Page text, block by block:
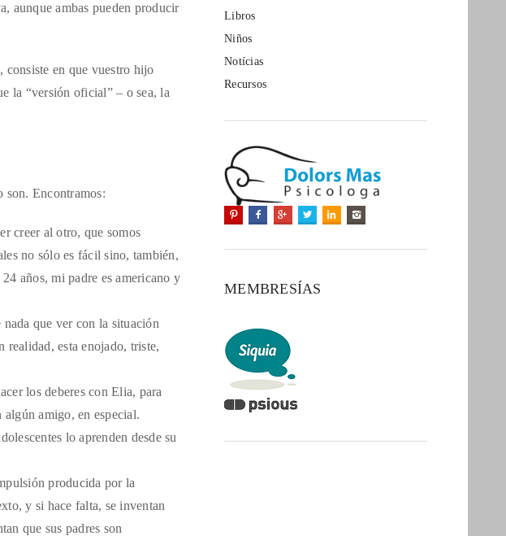
aunque ambas pueden producir
consiste en que vuestro hijo
la “versión oficial” – o sea, la
son. Encontramos:
creer al otro, que somos
no sólo es fácil sino, también,
años, mi padre es americano y
que ver con la situación
realidad, esta enojado, triste,
los deberes con Elia, para
amigo, en especial.
lo aprenden desde su
producida por la
y si hace falta, se inventan
que sus padres son
Libros
Niños
Notícias
Recursos
MEMBRESÍAS